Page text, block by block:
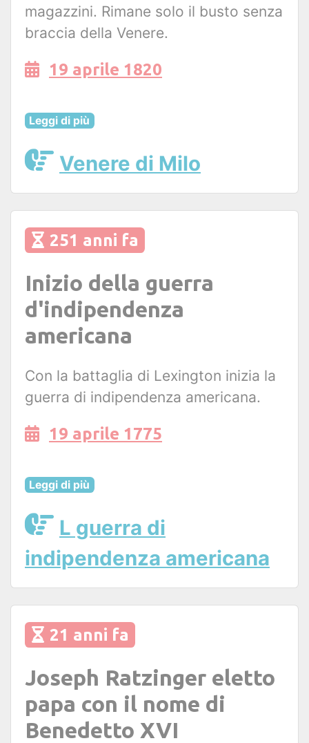
magazzini. Rimane solo il busto senza
braccia della Venere.
19 aprile 1820
Leggi di più
Venere di Milo
251 anni fa
Inizio della guerra
d'indipendenza
americana
Con la battaglia di Lexington inizia la
guerra di indipendenza americana.
19 aprile 1775
Leggi di più
L guerra di
indipendenza americana
21 anni fa
Joseph Ratzinger eletto
papa con il nome di
Benedetto XVI